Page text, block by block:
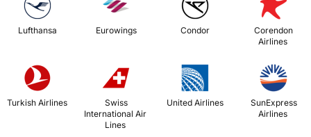
Lufthansa Eurowings Condor
Corendon
Airlines
Turkish Airlines
International Air
Lines
United Airlines
Airlines